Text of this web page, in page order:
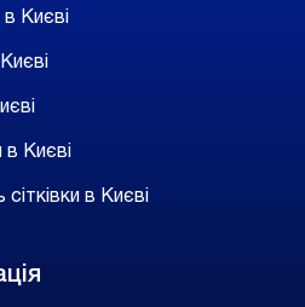
Києві
Києві
в Києві